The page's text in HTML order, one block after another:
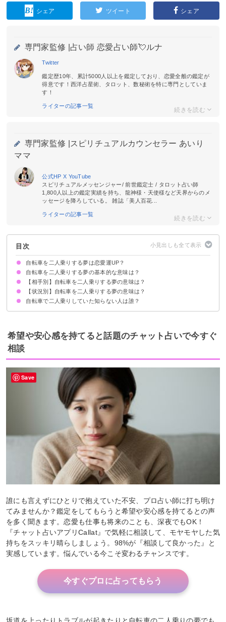
シェア ツイート シェア
専門家監修 | 占い師 恋愛占い師💘ルナ
Twitter
鑑定歴10年、累計5000人以上を鑑定しており、恋愛全般の鑑定が
得意です！西洋占星術、タロット、数秘術を特に専門としていま
す！
ライターの記事一覧
専門家監修 |
スピリチュアルカウンセラー あいり
ママ
公式HP X YouTube
スピリチュアルメッセンジャー/ 前世鑑定士 / タロット占い師
1,800人以上の鑑定実績を持ち、龍神様・天使様など天界からのメ
ッセージを降ろしている。 雑誌「美人百花...
ライターの記事一覧
目次
自転車を二人乗りする夢は恋愛運UP？
自転車を二人乗りする夢の基本的な意味は？
夢占いで自分が運転しているなら【相手の面倒を見ないといけない】
夢占いで自分が後ろに乗っているなら【相手は応援者】
相手/状況で意味が決まる
【相手別】自転車を二人乗りする夢の意味は？
異性と自転車を二人乗りする夢占い【吉夢】
知らない人と自転車を二人乗りする夢占い【吉夢】
子供と自転車を二人乗りする夢占い【凶夢】
芸能人と自転車を二人乗りする夢占い【警告夢】
元彼と自転車を二人乗りする夢占い【警告夢】
彼氏や旦那と自転車を二人乗りする夢占い【吉夢】
好きな人と自転車を二人乗りする夢占い【吉夢】
【状況別】自転車を二人乗りする夢の意味は？
坂道を自転車で二人乗りする夢占い【警告夢】
自転車で二人乗りをして転ぶ夢占い【凶夢】
自転車で二人乗りをして自転車が故障する夢占い【警告夢】
自転車に二人乗りをして落ちる夢占い【凶夢】
自転車に二人乗りをして注意される夢占い【警告夢】
自転車に二人乗りをして抱きつく夢占い【凶夢】
自転車に二人乗りをして事故にあう夢占い【警告夢】
自転車の二人乗りを拒否される夢占い【警告夢】
自転車の二人乗りができなかった夢占い【凶夢】
自転車で二人乗りしていた知らない人は誰？
希望や安心感を持てると話題のチャット占いで今すぐ
相談
誰にも言えずにひとりで抱えていた不安、プロ占い師に打ち明け
てみませんか？鑑定をしてもらうと希望や安心感を持てるとの声
を多く聞きます。恋愛も仕事も将来のことも、深夜でもOK！
『チャット占いアプリCallat』で気軽に相談して、モヤモヤした気
持ちをスッキリ晴らしましょう。98%が『相談して良かった』と
実感しています。悩んでいる今こそ変わるチャンスです。
今すぐプロに占ってもらう
坂道を上ったりトラブルが起きたりと自転車の二人乗りの夢でも
Save